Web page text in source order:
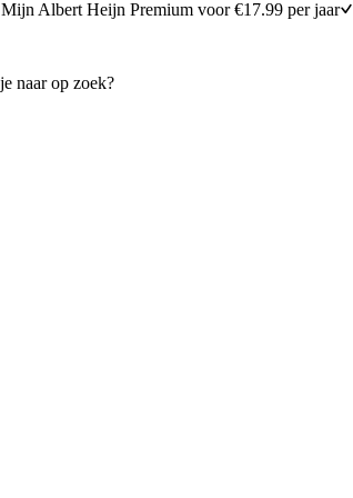
Mijn Albert Heijn Premium voor €17.99 per jaar